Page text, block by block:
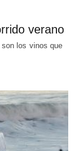
verano
los vinos que